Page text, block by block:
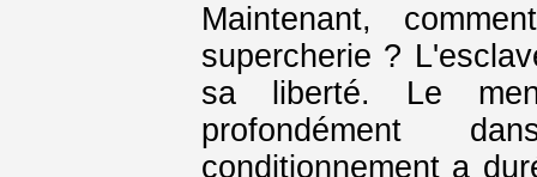
Maintenant,
supercherie ?
sa liberté. Le
profondément
conditionnement a